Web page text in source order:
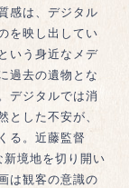
感は、デジタル
を映し出してい
いう身近なメデ
過去の遺物とな
デジタルでは消
した不安が、
る。近藤監督
境地を切り開い
は観客の意識の